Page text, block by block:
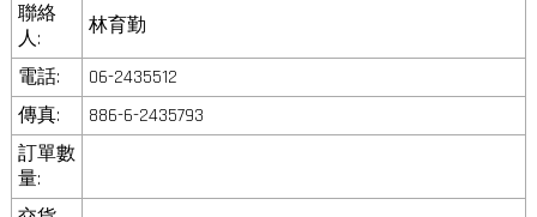
聯絡
人:
林育勤
電話:
06-2435512
傳真:
886-6-2435793
訂單數
量: